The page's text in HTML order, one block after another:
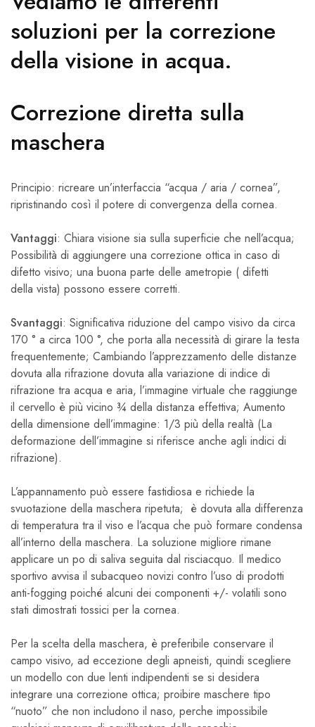
soluzioni per la correzione
della visione in acqua.
Correzione diretta sulla
maschera
Principio: ricreare un’interfaccia “acqua / aria / cornea”,
ripristinando così il potere di convergenza della cornea.
Vantaggi: Chiara visione sia sulla superficie che nell’acqua;
Possibilità di aggiungere una correzione ottica in caso di
difetto visivo; una buona parte delle ametropie ( difetti
della vista) possono essere corretti.
Svantaggi: Significativa riduzione del campo visivo da circa
170 ° a circa 100 °, che porta alla necessità di girare la testa
frequentemente; Cambiando l’apprezzamento delle distanze
dovuta alla rifrazione dovuta alla variazione di indice di
rifrazione tra acqua e aria, l’immagine virtuale che raggiunge
il cervello è più vicino ¾ della distanza effettiva; Aumento
della dimensione dell’immagine: 1/3 più della realtà (La
deformazione dell’immagine si riferisce anche agli indici di
rifrazione).
L’appannamento può essere fastidiosa e richiede la
svuotazione della maschera ripetuta; è dovuta alla differenza
di temperatura tra il viso e l’acqua che può formare condensa
all’interno della maschera. La soluzione migliore rimane
applicare un po di saliva seguita dal risciacquo. Il medico
sportivo avvisa il subacqueo novizi contro l’uso di prodotti
anti-fogging poiché alcuni dei componenti +/- volatili sono
stati dimostrati tossici per la cornea.
Per la scelta della maschera, è preferibile conservare il
campo visivo, ad eccezione degli apneisti, quindi scegliere
un modello con due lenti indipendenti se si desidera
integrare una correzione ottica; proibire maschere tipo
“nuoto” che non includono il naso, perche impossibile